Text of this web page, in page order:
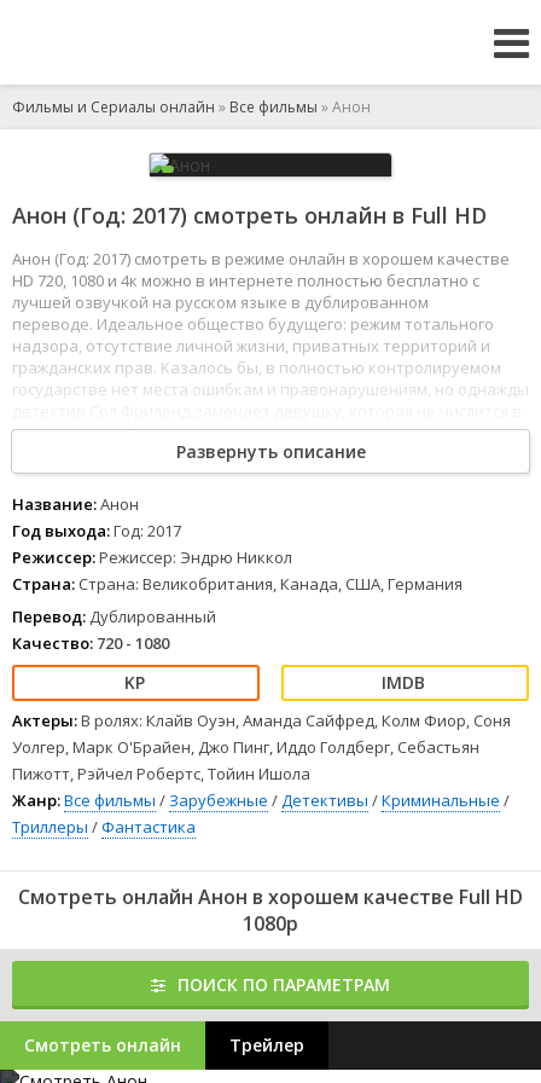
Фильмы и Сериалы онлайн » Все фильмы » Анон
Анон (Год: 2017) смотреть онлайн в Full HD
Анон (Год: 2017) смотреть в режиме онлайн в хорошем качестве
HD 720, 1080 и 4к можно в интернете полностью бесплатно с
лучшей озвучкой на русском языке в дублированном
переводе. Идеальное общество будущего: режим тотального
надзора, отсутствие личной жизни, приватных территорий и
гражданских прав. Казалось бы, в полностью контролируемом
государстве нет места ошибкам и правонарушениям, но однажды
базах данных. Перед копом приоткрывается дверь преступного
12345 678
Развернуть описание
Название:Анон
Год выхода:Год: 2017
Режиссер:Режиссер: Эндрю Никкол
Страна: Страна: Великобритания, Канада, США, Германия
Перевод: Дублированный
Качество: 720 - 1080
Актеры:В ролях: Клайв Оуэн, Аманда Сайфред, Колм Фиор, Соня
Уолгер, Марк О'Брайен, Джо Пинг, Иддо Голдберг, Себастьян
Пижотт, Рэйчел Робертс, Тойин Ишола
Жанр:Все фильмы / Зарубежные /Детективы /Криминальные /
Триллеры /Фантастика
Смотреть онлайн Анон в хорошем качестве Full HD
1080p
ПОИСК ПО ПАРАМЕТРАМ
Смотреть онлайн Трейлер